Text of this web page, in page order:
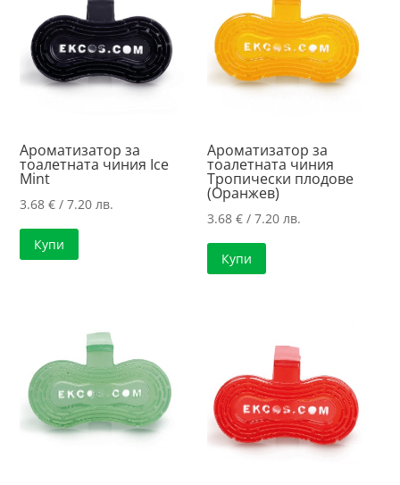
Ароматизатор за
тоалетната чиния Ice
Mint
3.68€ / 7.20 лв.
Купи
Ароматизатор за
тоалетната чиния
Тропически плодове
(Оранжев)
3.68€ / 7.20 лв.
Купи